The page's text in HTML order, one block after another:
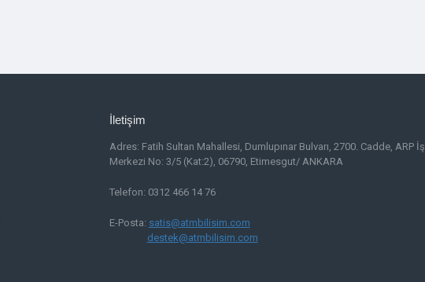
İletişim
Adres: Fatih Sultan Mahallesi, Dumlupınar Bulvarı, 2700. Cadde, ARP İş
Merkezi No: 3/5 (Kat:2), 06790, Etimesgut/ ANKARA
Telefon: 0312 466 14 76
E-Posta: satis@atmbilisim.com
destek@atmbilisim.com